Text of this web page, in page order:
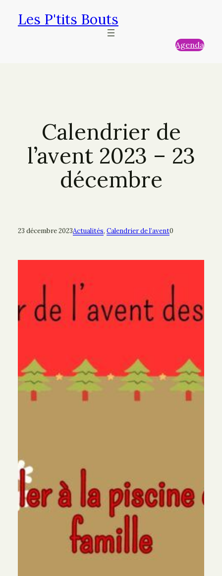
Les P'tits Bouts
Agenda
Calendrier de
l’avent 2023 – 23
décembre
23 décembre 2023Actualités, Calendrier de l’avent0